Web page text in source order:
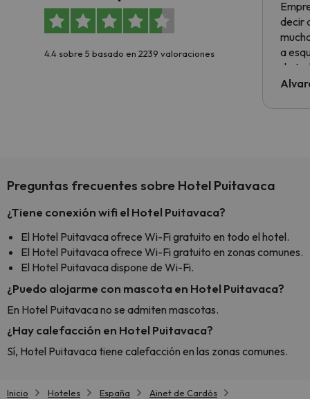
4.4 sobre 5 basado en 2239 valoraciones
decir
a
de
al
culpa
yo.
Preguntas frecuentes sobre Hotel Puitavaca
¿Tiene conexión wifi el Hotel Puitavaca?
El Hotel Puitavaca ofrece Wi-Fi gratuito en todo el hotel.
El Hotel Puitavaca ofrece Wi-Fi gratuito en zonas comunes.
El Hotel Puitavaca dispone de Wi-Fi.
¿Puedo alojarme con mascota en Hotel Puitavaca?
En Hotel Puitavaca no se admiten mascotas.
¿Hay calefacción en Hotel Puitavaca?
Sí, Hotel Puitavaca tiene calefacción en las zonas comunes.
Inicio Hoteles España
Ainet de Cardós